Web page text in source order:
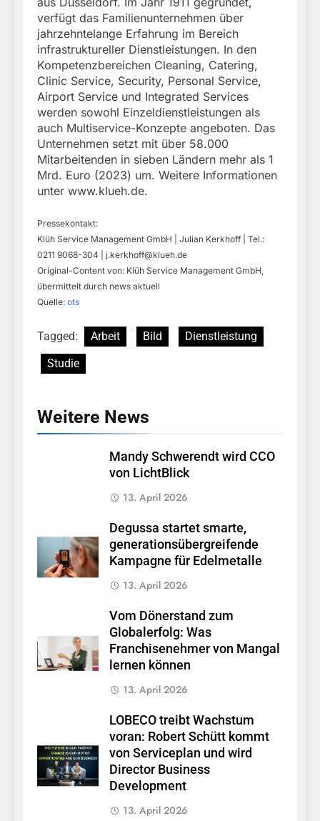
verfügt das Familienunternehmen über
jahrzehntelange Erfahrung im Bereich
infrastruktureller Dienstleistungen. In den
Kompetenzbereichen Cleaning, Catering,
Clinic Service, Security, Personal Service,
Airport Service und Integrated Services
werden sowohl Einzeldienstleistungen als
auch Multiservice-Konzepte angeboten. Das
Unternehmen setzt mit über 58.000
Mitarbeitenden in sieben Ländern mehr als 1
Mrd. Euro (2023) um. Weitere Informationen
unter www.klueh.de.
Pressekontakt:
Klüh Service Management GmbH | Julian Kerkhoff | Tel.:
0211 9068-304 | j.kerkhoff@klueh.de
Original-Content von: Klüh Service Management GmbH,
übermittelt durch news aktuell
Quelle: ots
Tagged: Arbeit Bild
Dienstleistung
Studie
Weitere News
Mandy Schwerendt wird CCO
von LichtBlick
13. April 2026
Degussa startet smarte,
generationsübergreifende
Kampagne für Edelmetalle
13. April 2026
Vom Dönerstand zum
Globalerfolg: Was
Franchisenehmer von Mangal
lernen können
13. April 2026
LOBECO treibt Wachstum
voran: Robert Schütt kommt
von Serviceplan und wird
Director Business
Development
13. April 2026